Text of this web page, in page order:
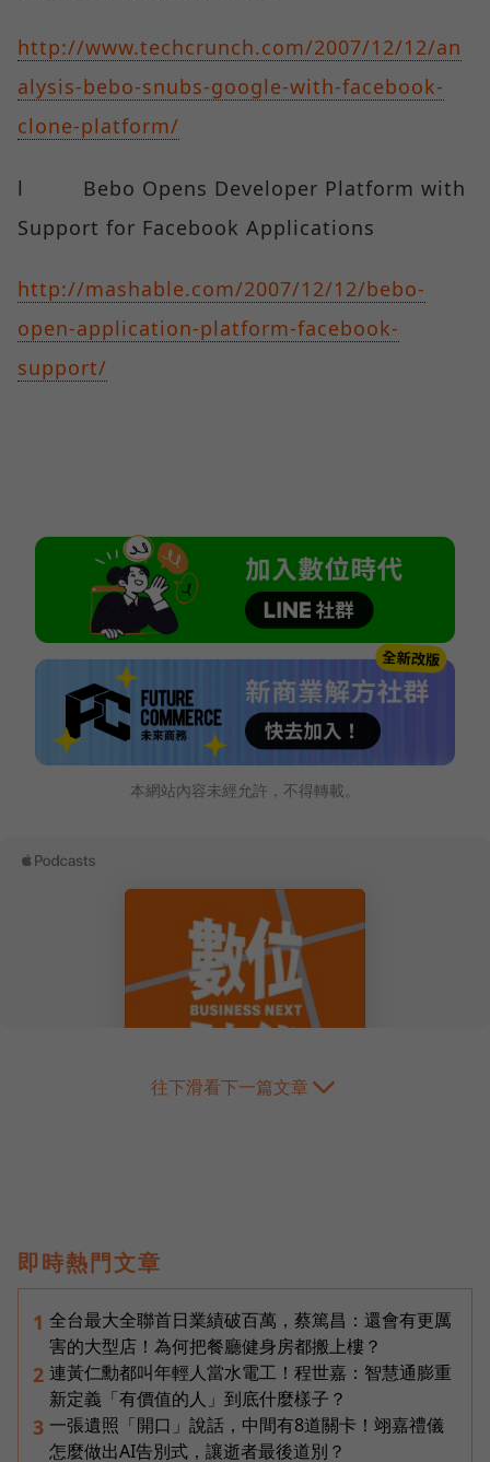
http://www.techcrunch.com/2007/12/12/an
alysis-bebo-snubs-google-with-facebook-
clone-platform/
l Bebo Opens Developer Platform with
Support for Facebook Applications
http://mashable.com/2007/12/12/bebo-
open-application-platform-facebook-
support/
本網站內容未經允許，不得轉載。
往下滑看下一篇文章
即時熱門文章
1 全台最大全聯首日業績破百萬，蔡篤昌：還會有更厲
害的大型店！為何把餐廳健身房都搬上樓？
2 連黃仁勳都叫年輕人當水電工！程世嘉：智慧通膨重
新定義「有價值的人」到底什麼樣子？
3 一張遺照「開口」說話，中間有8道關卡！翊嘉禮儀
怎麼做出AI告別式，讓逝者最後道別？